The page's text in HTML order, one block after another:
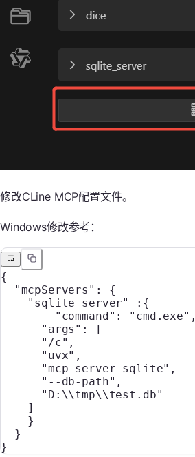
修改CLine MCP配置文件。
Windows修改参考：
{
  "mcpServers": {
    "sqlite_server" :{
        "command": "cmd.exe",
      "args": [
      "/c",
      "uvx",
      "mcp-server-sqlite",
      "--db-path",
      "D:\\tmp\\test.db"
    ]
    }
  }
}